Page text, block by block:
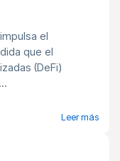
el
que el
(DeFi)
Leer más